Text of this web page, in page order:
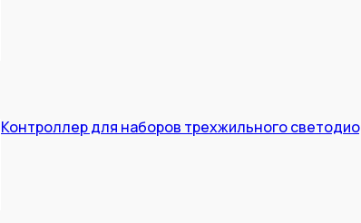
Контроллер для наборов трехжильного